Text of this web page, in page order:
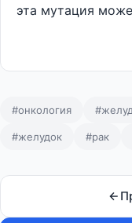
эта мутация
#онкология
#желудок #рак